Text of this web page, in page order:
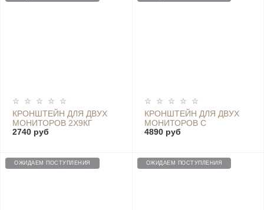
КРОНШТЕЙН ДЛЯ ДВУХ
МОНИТОРОВ 2Х9КГ
17"-32" VESA 100X100
2740 руб
КРОНШТЕЙН ДЛЯ ДВУХ
МОНИТОРОВ С
ГАЗЛИФТОМ 2Х16 КГ
4890 руб
ОЖИДАЕМ ПОСТУПЛЕНИЯ ОЖИДАЕМ ПОСТУПЛЕНИЯ